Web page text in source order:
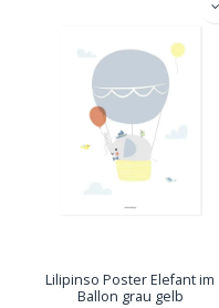
Lilipinso Poster Elefant im
Ballon grau gelb